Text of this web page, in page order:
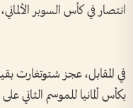
انتصار في كأس السوبر
في المقابل، عجز شتوتغارت
بكأس ألمانيا للموسم الثاني